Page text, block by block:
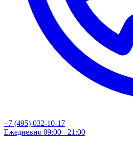
+7 (495) 032-10-17
Ежедневно 09:00 - 21:00